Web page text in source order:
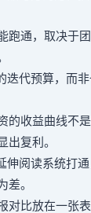
跑通，取决于
迭代预算，而
的收益曲线不
出复利。
伸阅读系统打
。
对比放在一张